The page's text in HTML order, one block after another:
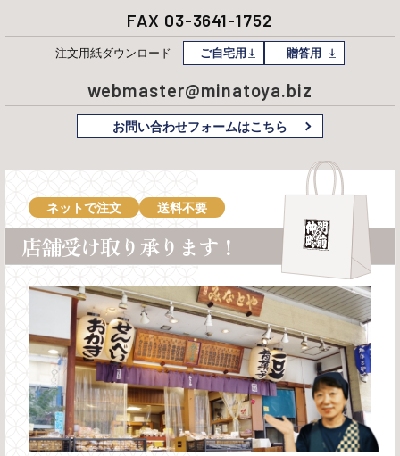
FAX 03-3641-1752
注文用紙ダウンロード ご自宅用 贈答用
webmaster@minatoya.biz
お問い合わせフォームはこちら
ネットで注文 送料不要
店舗受け取り承ります！